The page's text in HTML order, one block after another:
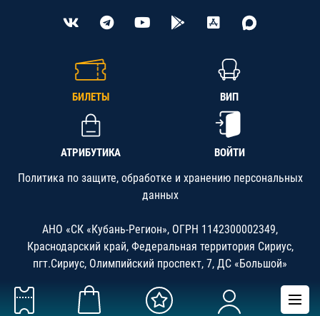
БИЛЕТЫ ВИП
АТРИБУТИКА ВОЙТИ
Политика по защите, обработке и хранению персональных
данных
АНО «СК «Кубань-Регион», ОГРН 1142300002349,
Краснодарский край, Федеральная территория Сириус,
пгт.Сириус, Олимпийский проспект, 7, ДС «Большой»